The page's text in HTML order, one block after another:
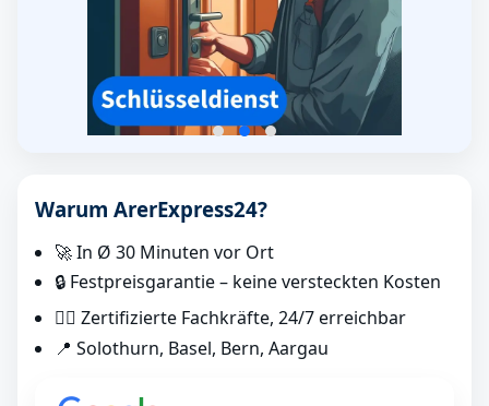
Warum ArerExpress24?
🚀 In Ø 30 Minuten vor Ort
🔒 Festpreisgarantie – keine versteckten Kosten
👷‍♂️ Zertifizierte Fachkräfte, 24/7 erreichbar
📍 Solothurn, Basel, Bern, Aargau